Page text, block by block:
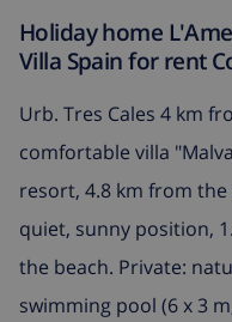
Holiday home
Villa Spain for rent
Urb. Tres Cales 4 km
comfortable villa
resort, 4.8 km from
quiet, sunny position,
the beach. Private:
swimming pool (6 x 3